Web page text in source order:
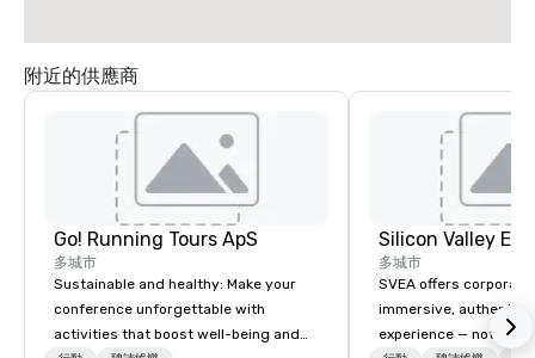
附近的供應商
Go! Running Tours ApS
多城市
Sustainable and healthy: Make your
conference unforgettable with
activities that boost well-being and
多城市
SVEA offers
immersive, authentic
experience — not a